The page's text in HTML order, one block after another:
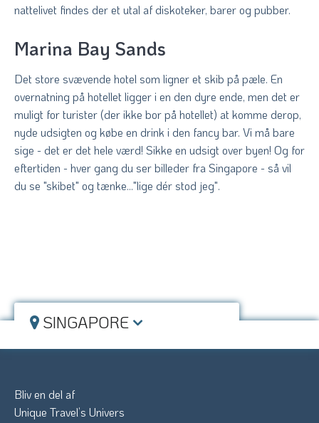
nattelivet findes der et utal af diskoteker, barer og pubber.
Marina Bay Sands
Det store svævende hotel som ligner et skib på pæle. En
overnatning på hotellet ligger i en den dyre ende, men det er
muligt for turister (der ikke bor på hotellet) at komme derop,
nyde udsigten og købe en drink i den fancy bar. Vi må bare
sige - det er det hele værd! Sikke en udsigt over byen! Og for
eftertiden - hver gang du ser billeder fra Singapore - så vil
du se "skibet" og tænke..."lige dér stod jeg".
SINGAPORE
Bliv en del af
Unique Travel’s Univers